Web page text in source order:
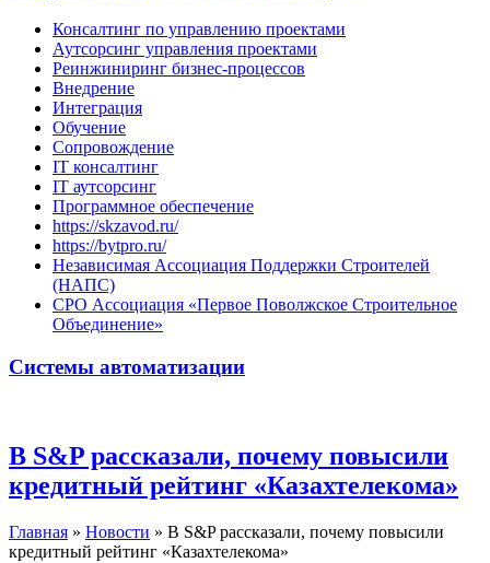
Консалтинг по управлению проектами
Аутсорсинг управления проектами
Реинжиниринг бизнес-процессов
Внедрение
Интеграция
Обучение
Сопровождение
IT консалтинг
IT аутсорсинг
Программное обеспечение
https://skzavod.ru/
https://bytpro.ru/
Независимая Ассоциация Поддержки Строителей
(НАПС)
СРО Ассоциация «Первое Поволжское Строительное
Объединение»
Системы автоматизации
В S&P рассказали, почему повысили
кредитный рейтинг «Казахтелекома»
Главная » Новости » В S&P рассказали, почему повысили
кредитный рейтинг «Казахтелекома»